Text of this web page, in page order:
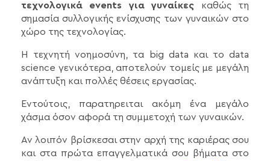
τεχνολογικά events για γυναίκες καθώς τη
σημασία συλλογικής ενίσχυσης των γυναικών στο
χώρο της τεχνολογίας.
Η τεχνητή νοημοσύνη, τα big data και το data
science γενικότερα, αποτελούν τομείς με μεγάλη
ανάπτυξη και πολλές θέσεις εργασίας.
Εντούτοις, παρατηρειται ακόμη ένα μεγάλο
χάσμα όσον αφορά τη συμμετοχή των γυναικών.
Αν λοιπόν βρίσκεσαι στην αρχή της καριέρας σου
και στα πρώτα επαγγελματικά σου βήματα στο